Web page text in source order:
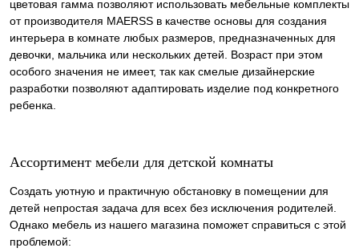
цветовая гамма позволяют использовать мебельные комплекты
от производителя MAERSS в качестве основы для создания
интерьера в комнате любых размеров, предназначенных для
девочки, мальчика или нескольких детей. Возраст при этом
особого значения не имеет, так как смелые дизайнерские
разработки позволяют адаптировать изделие под конкретного
ребенка.
Ассортимент мебели для детской комнаты
Создать уютную и практичную обстановку в помещении для
детей непростая задача для всех без исключения родителей.
Однако мебель из нашего магазина поможет справиться с этой
проблемой: